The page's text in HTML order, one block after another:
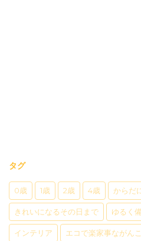
タグ
0歳 1歳 2歳 4歳 からだ
きれいになるその日まで ゆるく
インテリア エコで楽家事ながん